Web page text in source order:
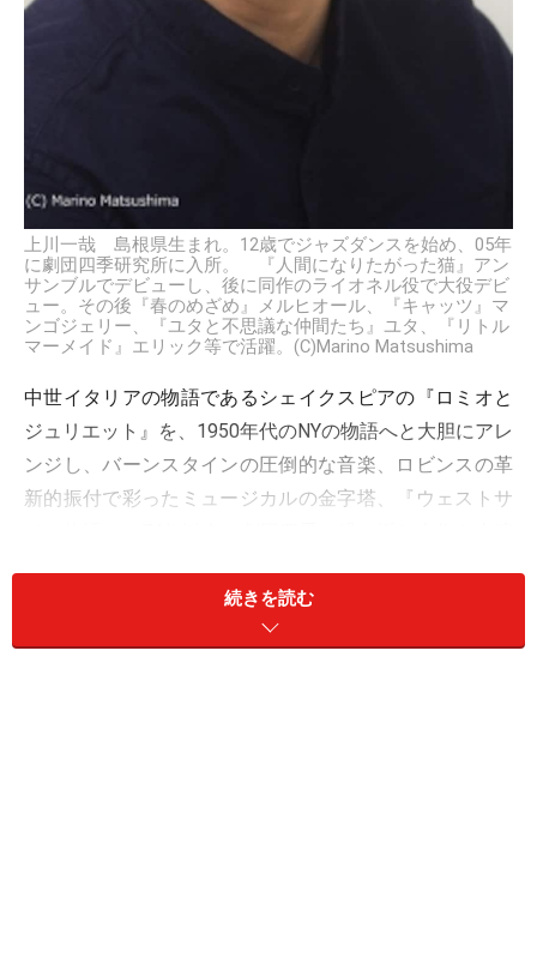
上川一哉 島根県生まれ。12歳でジャズダンスを始め、05年
に劇団四季研究所に入所。 『人間になりたがった猫』アン
サンブルでデビューし、後に同作のライオネル役で大役デビ
ュー。その後『春のめざめ』メルヒオール、『キャッツ』マ
ンゴジェリー、『ユタと不思議な仲間たち』ユタ、『リトル
マーメイド』エリック等で活躍。(C)Marino Matsushima
中世イタリアの物語であるシェイクスピアの『ロミオと
ジュリエット』を、1950年代のNYの物語へと大胆にアレ
ンジし、バーンスタインの圧倒的な音楽、ロビンスの革
新的振付で彩ったミュージカルの金字塔、『ウェストサ
師の一人、ジョーイ・マクニーリーによる“新演出”によ
り、時代性をやや抽象化。より普遍的な物語として、キ
続きを読む